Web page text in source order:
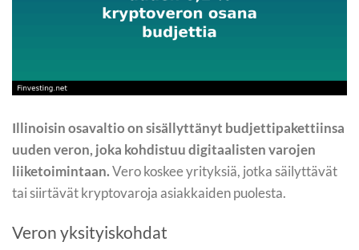
Illinoisin osavaltio on sisällyttänyt budjettipakettiinsa
uuden veron, joka kohdistuu digitaalisten varojen
liiketoimintaan.Vero koskee yrityksiä, jotka säilyttävät
tai siirtävät kryptovaroja asiakkaiden puolesta.
Veron yksityiskohdat